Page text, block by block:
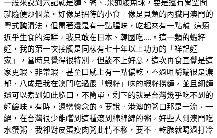
一般來說到六記就是麵、粥、.米通鯪魚球，要是還有胃空間
就隨便炒個菜。好像是招待的小食，像是貝類的內臟用澳門的
粵式醃漬法，但聞著還是有一點腥味，吃起來有一點鹹..這類
近乎生食的海鮮，我只敢在日本、韓國吃....。這一類的蝦籽
麵，我的第一次接觸是同樣有七十年以上功力的「祥記麵
家」，當時只覺得很特別，但談不上好惡，這次再食直覺是這
家更蝦、非常蝦，甚至口感上有一點偏乾，不過咀嚼端很是濃
郁，八成是我在澳門吃過最「蝦籽」味的蝦籽撈麵，並且細麵
還可以煮到如此脆口，不簡單，剩下的就是台灣幾乎吃不到的
麵鹼味。有時，還蠻懷念的。要說，港澳的粥口那是一流、一
絕，在台灣很少能嚐到這種滾到綿綿綿的粥，好些人到澳門吃
水蟹粥，我卻對皮蛋瘦肉粥此情不移，要不，乾脆就喝過打冷